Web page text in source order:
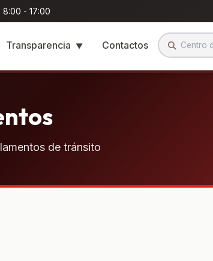
- 17:00
Transparencia ▼ Contactos
de tránsito